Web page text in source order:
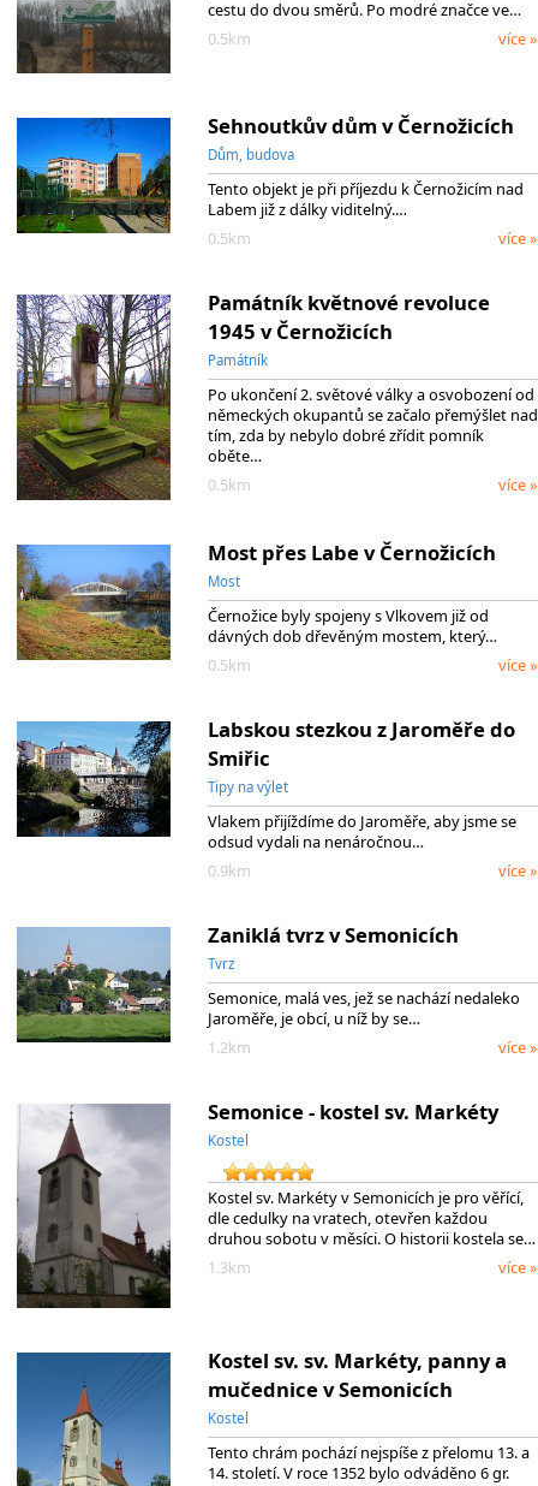
cestu do dvou směrů. Po modré značce ve…
0.5km
více »
Sehnoutkův dům v Černožicích
Dům, budova
Tento objekt je při příjezdu k Černožicím nad
Labem již z dálky viditelný.…
0.5km
více »
Památník květnové revoluce
1945 v Černožicích
Památník
Po ukončení 2. světové války a osvobození od
německých okupantů se začalo přemýšlet nad
tím, zda by nebylo dobré zřídit pomník
oběte…
0.5km
více »
Most přes Labe v Černožicích
Most
Černožice byly spojeny s Vlkovem již od
dávných dob dřevěným mostem, který…
0.5km
více »
Labskou stezkou z Jaroměře do
Smiřic
Tipy na výlet
Vlakem přijíždíme do Jaroměře, aby jsme se
odsud vydali na nenáročnou…
0.9km
více »
Zaniklá tvrz v Semonicích
Tvrz
Semonice, malá ves, jež se nachází nedaleko
Jaroměře, je obcí, u níž by se…
1.2km
více »
Semonice - kostel sv. Markéty
Kostel
Kostel sv. Markéty v Semonicích je pro věřící,
dle cedulky na vratech, otevřen každou
druhou sobotu v měsíci. O historii kostela se…
1.3km
více »
Kostel sv. sv. Markéty, panny a
mučednice v Semonicích
Kostel
Tento chrám pochází nejspíše z přelomu 13. a
14. století. V roce 1352 bylo odváděno 6 gr.